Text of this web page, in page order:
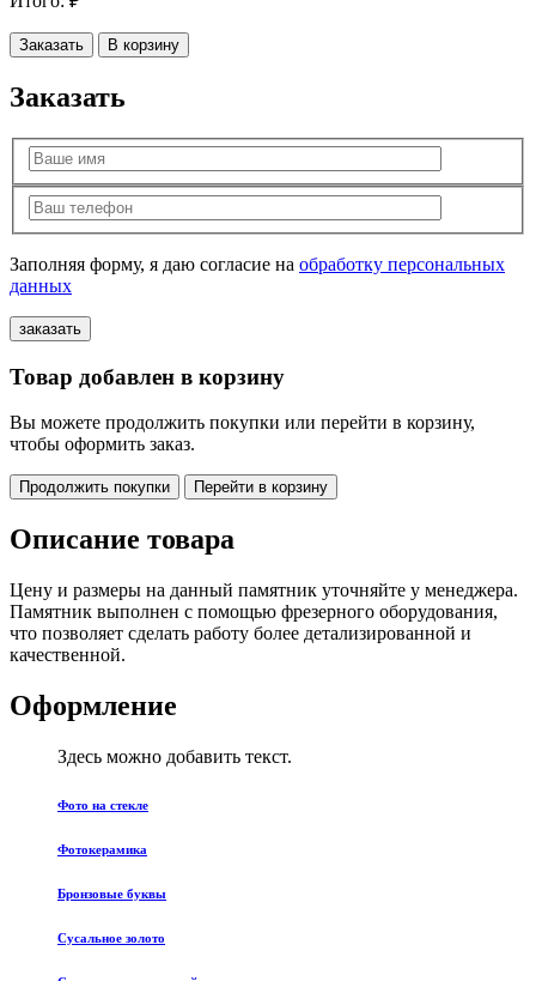
Заказать В корзину
Заказать
Заполняя форму, я даю согласие на обработку персональных
данных
Товар добавлен в корзину
Вы можете продолжить покупки или перейти в корзину,
чтобы оформить заказ.
Продолжить покупки Перейти в корзину
Описание товара
Цену и размеры на данный памятник уточняйте у менеджера.
Памятник выполнен с помощью фрезерного оборудования,
что позволяет сделать работу более детализированной и
качественной.
Оформление
Здесь можно добавить текст.
Фото на стекле
Фотокерамика
Бронзовые буквы
Сусальное золото